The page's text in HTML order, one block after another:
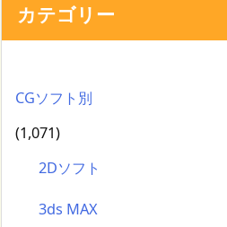
カテゴリー
CGソフト別
(1,071)
2Dソフト
3ds MAX